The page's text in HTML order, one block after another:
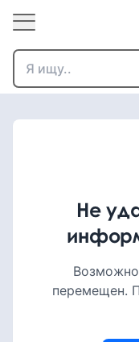
Не
перемещен.